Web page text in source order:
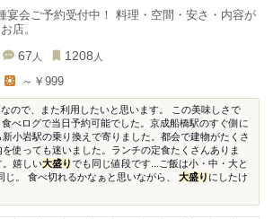
宴会ご予約受付中！ 料理・空間・安さ・内容が
店。
67 人 1208 人
～￥999
なので、また利用したいと思います。 この美味しさで
べログで当日予約可能でした。京成船橋駅のすぐ側に
小岩駅の乗り換えで寄りました。都会で建物がたくさ
使っても迷いました。ランチの定食たくさんありま
。嬉しい大盛りでも同じ値段です...ご飯は小・中・大と
じ。 食べ切れるかなぁと思いながら、 大盛り にしたけ